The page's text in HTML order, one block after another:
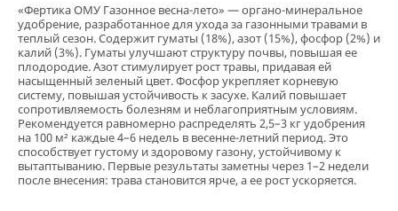
«Фертика ОМУ Газонное весна-лето» — органо-минеральное
удобрение, разработанное для ухода за газонными травами в
теплый сезон. Содержит гуматы (18%), азот (15%), фосфор (2%) и
калий (3%). Гуматы улучшают структуру почвы, повышая ее
плодородие. Азот стимулирует рост травы, придавая ей
насыщенный зеленый цвет. Фосфор укрепляет корневую
систему, повышая устойчивость к засухе. Калий повышает
сопротивляемость болезням и неблагоприятным условиям.
Рекомендуется равномерно распределять 2,5–3 кг удобрения
на 100 м² каждые 4–6 недель в весенне-летний период. Это
способствует густому и здоровому газону, устойчивому к
вытаптыванию. Первые результаты заметны через 1–2 недели
после внесения: трава становится ярче, а ее рост ускоряется.